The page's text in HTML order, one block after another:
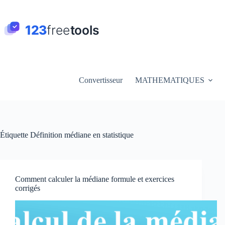
contenu
Convertisseur MATHEMATIQUES
Étiquette Définition médiane en statistique
Comment calculer la médiane formule et exercices
corrigés